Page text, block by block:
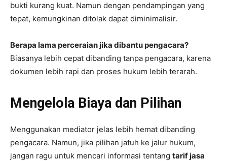
bukti kurang kuat. Namun dengan pendampingan yang
tepat, kemungkinan ditolak dapat diminimalisir.
Berapa lama perceraian jika dibantu pengacara?
Biasanya lebih cepat dibanding tanpa pengacara, karena
dokumen lebih rapi dan proses hukum lebih terarah.
Mengelola Biaya dan Pilihan
Menggunakan mediator jelas lebih hemat dibanding
pengacara. Namun, jika pilihan jatuh ke jalur hukum,
jangan ragu untuk mencari informasi tentang tarif jasa